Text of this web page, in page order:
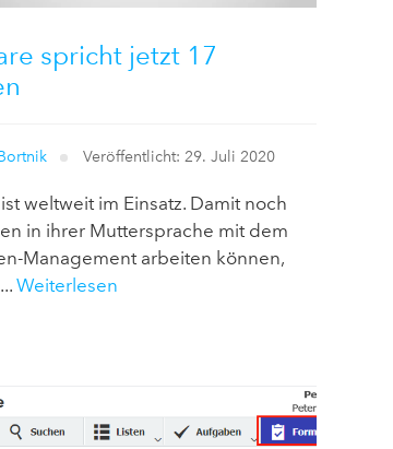
spricht jetzt 17
Veröffentlicht: 29. Juli 2020
weltweit im Einsatz. Damit noch
in ihrer Muttersprache mit dem
Management arbeiten können,
Weiterlesen